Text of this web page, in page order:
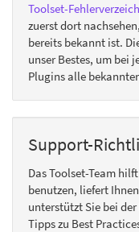
Toolset-
zuerst dort
bereits bekannt ist.
unser Bestes, um bei
Plugins alle
Support-
Das Toolset-Team
benutzen, liefert
unterstützt Sie bei
Tipps zu Best